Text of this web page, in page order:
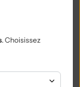
. Choisissez